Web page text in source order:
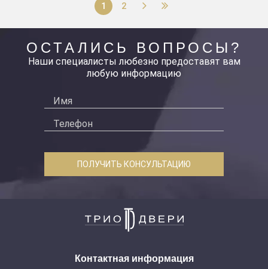
1 2
ОСТАЛИСЬ ВОПРОСЫ?
Наши специалисты любезно предоставят вам
любую информацию
ПОЛУЧИТЬ КОНСУЛЬТАЦИЮ
Контактная информация